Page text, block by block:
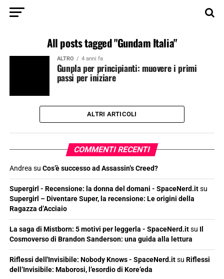
All posts tagged "Gundam Italia"
ALTRO 4 anni fa
Gunpla per principianti: muovere i primi
passi per iniziare
ALTRI ARTICOLI
COMMENTI RECENTI
Andrea su Cos’è successo ad Assassin’s Creed?
Supergirl - Recensione: la donna del domani - SpaceNerd.itsu
Supergirl – Diventare Super, la recensione: Le origini della
Ragazza d’Acciaio
La saga di Mistborn: 5 motivi per leggerla - SpaceNerd.itsu Il
Cosmoverso di Brandon Sanderson: una guida alla lettura
Riflessi dell'Invisibile: Nobody Knows - SpaceNerd.itsu Riflessi
dell’Invisibile: Maborosi, l’esordio di Kore’eda